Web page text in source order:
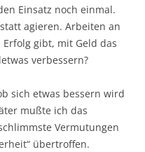
Einsatz noch einmal.
agieren. Arbeiten an
gibt, mit Geld das
verbessern?
sich etwas bessern wird
mußte ich das
Vermutungen
übertroffen.